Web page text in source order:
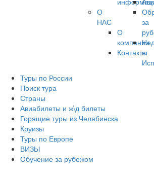
О
НАС
О
компании
Контакты
за
в
Туры по России
Поиск тура
Страны
Авиабилеты и ж\д билеты
Горящие туры из Челябинска
Круизы
Туры по Европе
ВИЗЫ
Обучение за рубежом